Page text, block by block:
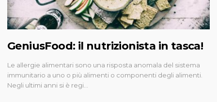
GeniusFood: il nutrizionista in tasca!
Le allergie alimentari sono una risposta anomala del sistema
immunitario a uno o più alimenti o componenti degli alimenti.
Negli ultimi anni si è regi…